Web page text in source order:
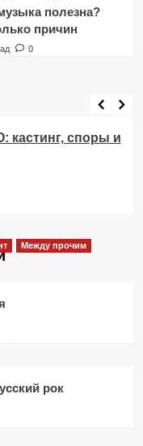
полезна?
причин
0
кастинг, споры и
Между прочим
рок